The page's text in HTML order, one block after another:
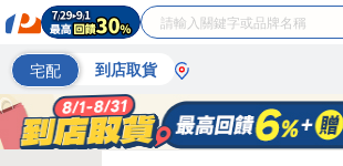
宅配 到店取貨